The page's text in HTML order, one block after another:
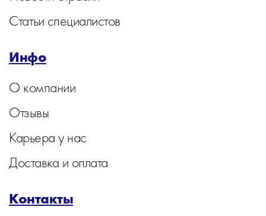
Статьи специалистов
Инфо
О компании
Отзывы
Карьера у нас
Доставка и оплата
Контакты